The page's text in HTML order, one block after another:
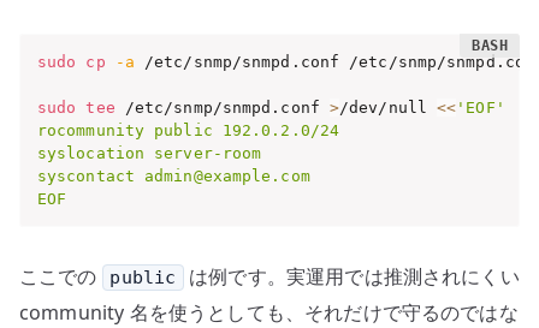
sudo cp -a /etc/snmp/snmpd.conf /etc/snmp/
sudo tee /etc/snmp/snmpd.conf >/dev/null << 'EOF'
rocommunity public 192.0.2.0/24
syslocation server-room
syscontact admin@example.com
EOF
ここでの public
は例です。実運用では推測されにくい
community 名を使うとしても、それだけで守るのではな